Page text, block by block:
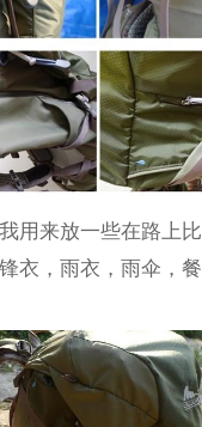
用来放一些在路上
衣，雨衣，雨伞，